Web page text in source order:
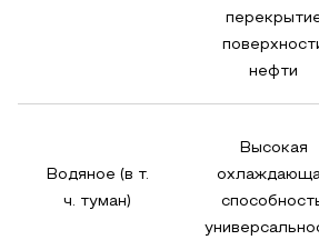
нефти
Водяное (в т.
ч. туман)
Высокая